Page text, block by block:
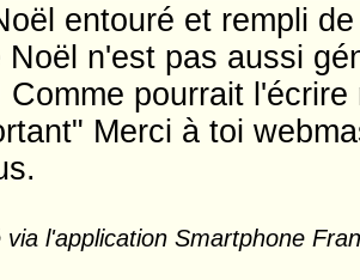
entouré et rempli
Noël n'est pas aussi
Comme pourrait
Merci à toi
via l'application Smartphone